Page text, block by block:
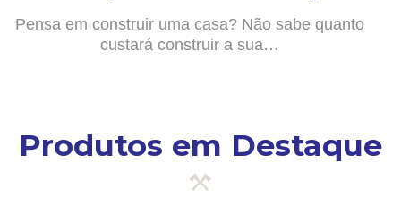
Pensa em construir uma casa? Não sabe quanto
custará construir a sua…
Produtos em Destaque